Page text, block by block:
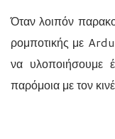
Όταν λοιπόν
ρομποτικής με
να υλοποιήσουμε
παρόμοια με τον